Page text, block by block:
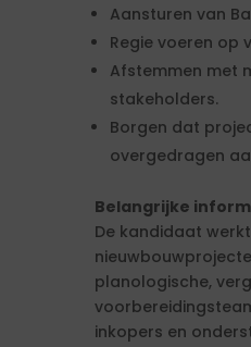
Aansturen van
Regie voeren op
Afstemmen met
stakeholders.
Borgen dat
overgedragen
Belangrijke
De kandidaat
planologische,
inkopers en